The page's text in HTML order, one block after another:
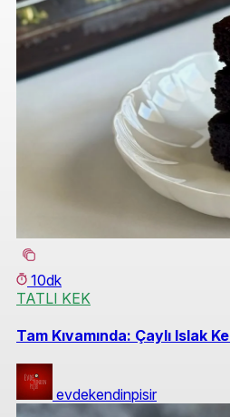
10dk
TATLI KEK
Tam Kıvamında: Çaylı Islak
evdekendinpisir